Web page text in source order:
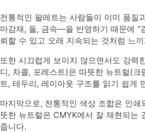
전통적인 팔레트는 사람들이 이미 품
마감재, 돌, 금속—을 반영하기 때문에 "
뢰할 수 있고 오래 지속되는 것처럼 느
또한 시끄럽게 보이지 않으면서도 강력
디, 차콜, 포레스트)은 따뜻한 뉴트럴(
트, 테두리, 레이아웃 구조를 읽기 쉽게
마지막으로, 전통적인 색상 조합은 인
뜻한 뉴트럴은 CMYK에서 잘 재현되는
줍니다.